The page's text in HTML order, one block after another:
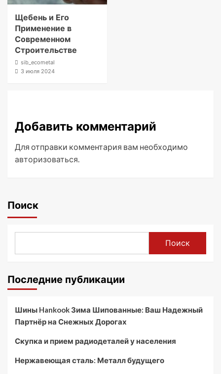
Щебень и Его
Применение в
Современном
Строительстве
sib_ecometal
3 июля 2024
Добавить комментарий
Для отправки комментария вам необходимо
авторизоваться
Поиск
Поиск
Последние публикации
Шины Hankook Зима Шипованные: Ваш Надежный
Партнёр на Снежных Дорогах
Скупка и прием радиодеталей у населения
Нержавеющая сталь: Металл будущего